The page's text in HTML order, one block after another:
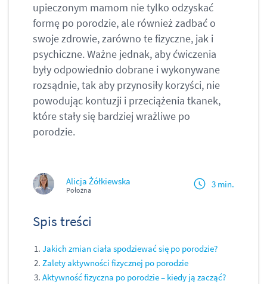
Alicja Żółkiewska
Położna
3 min.
upieczonym mamom nie tylko odzyskać
formę po porodzie, ale również zadbać o
swoje zdrowie, zarówno te fizyczne, jak i
psychiczne. Ważne jednak, aby ćwiczenia
były odpowiednio dobrane i wykonywane
rozsądnie, tak aby przynosiły korzyści, nie
powodując kontuzji i przeciążenia tkanek,
które stały się bardziej wrażliwe po
porodzie.
Spis treści
Jakich zmian ciała spodziewać się po porodzie?
Zalety aktywności fizycznej po porodzie
Aktywność fizyczna po porodzie – kiedy ją zacząć?